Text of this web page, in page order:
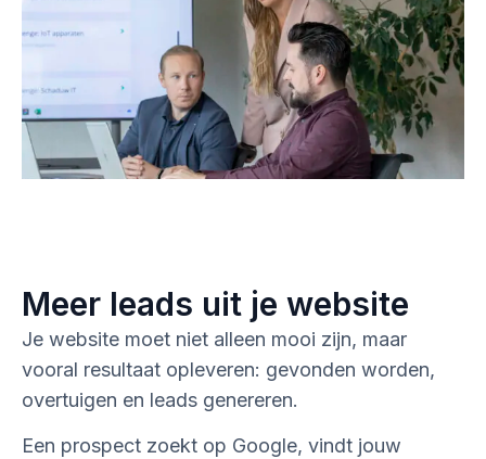
Meer leads uit je website
Je website moet niet alleen mooi zijn, maar
vooral resultaat opleveren: gevonden worden,
overtuigen en leads genereren.
Een prospect zoekt op Google, vindt jouw